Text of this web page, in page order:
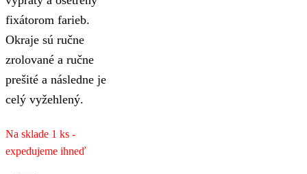
fixátorom farieb.
Okraje sú ručne
zrolované a ručne
prešité a následne je
celý vyžehlený.
Na sklade 1 ks -
expedujeme ihneď